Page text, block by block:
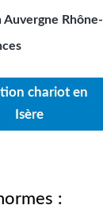
Auvergne Rhône-
chariot en
Isère
: